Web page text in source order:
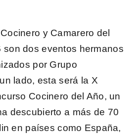
Cocinero y Camarero del
son dos eventos hermanos
por Grupo
lado, esta será la X
Cocinero del Año, un
descubierto a más de 70
en países como España,